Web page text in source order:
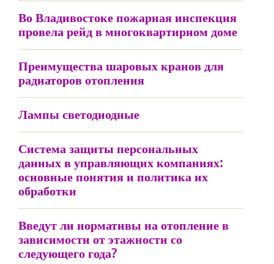
Во Владивостоке пожарная инспекция
провела рейд в многоквартирном доме
Преимущества шаровых кранов для
радиаторов отопления
Лампы светодиодные
Система защиты персональных
данных в управляющих компаниях:
основные понятия и политика их
обработки
Введут ли нормативы на отопление в
зависимости от этажности со
следующего года?